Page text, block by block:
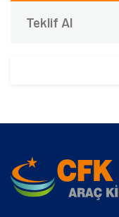
Teklif Al